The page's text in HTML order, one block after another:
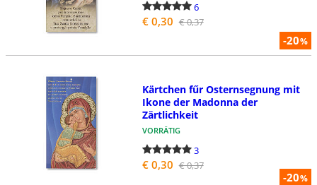
-20%
6
€ 0,30 € 0,37
-20%
Kärtchen fűr Osternsegnung mit
Ikone der Madonna der
Zärtlichkeit
VORRÄTIG
3
€ 0,30 € 0,37